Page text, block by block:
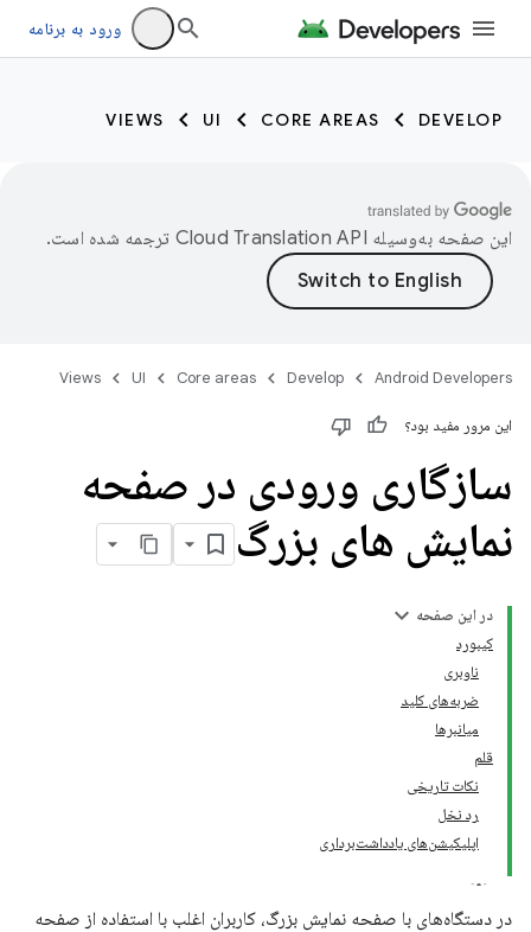
ورود به برنامه
DEVELOP
CORE AREAS
UI
VIEWS
این صفحه به‌وسیله ترجمه شده است.
Android Developers
Develop
Core areas
UI
Views
این مرور مفید بود؟
سازگاری ورودی در صفحه
نمایش های بزرگ
در این صفحه
کیبورد
ناوبری
ضربه‌های کلید
میانبرها
قلم
نکات تاریخی
رد نخل
اپلیکیشن‌های یادداشت‌برداری
در دستگاه‌های با صفحه نمایش بزرگ، کاربران اغلب با استفاده از صفحه